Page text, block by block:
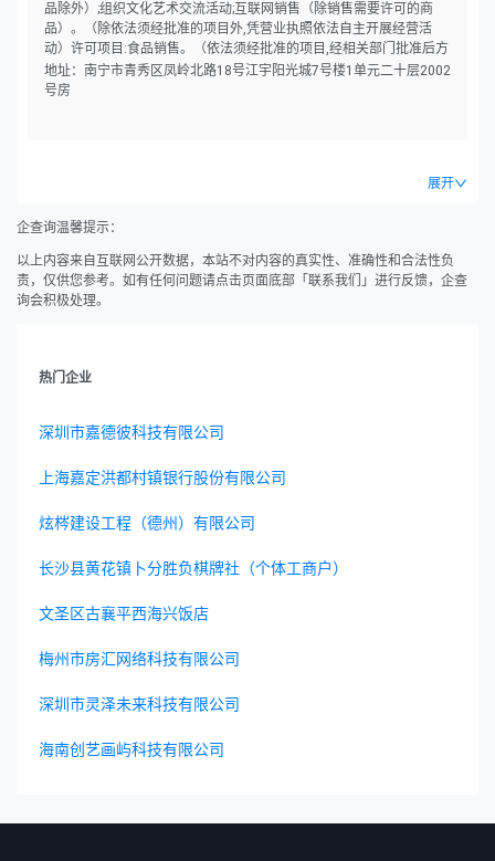
品除外）;组织文化艺术交流活动;互联网销售（除销售需要许可的商
品）。（除依法须经批准的项目外,凭营业执照依法自主开展经营活
动）许可项目:食品销售。（依法须经批准的项目,经相关部门批准后方
可开展经营活动,具体经营项目以相关部门批准文件或许可证件为准）
地址：南宁市青秀区凤岭北路18号江宇阳光城7号楼1单元二十层2002
号房
展开
企查询温馨提示：
以上内容来自互联网公开数据，本站不对内容的真实性、准确性和合法性负
责，仅供您参考。如有任何问题请点击页面底部「联系我们」进行反馈，企查
询会积极处理。
热门企业
深圳市嘉德彼科技有限公司
上海嘉定洪都村镇银行股份有限公司
炫梣建设工程（德州）有限公司
长沙县黄花镇卜分胜负棋牌社（个体工商户）
文圣区古襄平西海兴饭店
梅州市房汇网络科技有限公司
深圳市灵泽未来科技有限公司
海南创艺画屿科技有限公司